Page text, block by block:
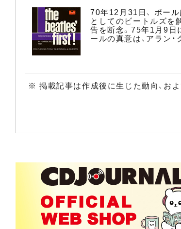
70年12月31日、 ポー
としてのビートルズを
告を断念。75年1月9日
ールの真意は、アラン
※ 掲載記事は作成後に生じた動向、お